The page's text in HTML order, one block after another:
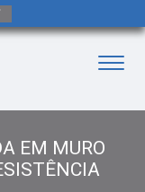
EM MURO